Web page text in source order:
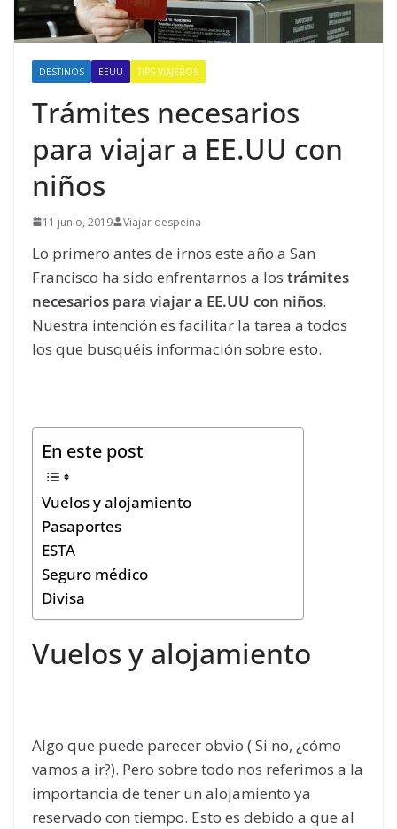
DESTINOS EEUU TIPS VIAJEROS
Trámites necesarios
para viajar a EE.UU con
niños
11 junio, 2019 Viajar despeina
Lo primero antes de irnos este año a San
Francisco ha sido enfrentarnos a los trámites
necesarios para viajar a EE.UU con niños.
Nuestra intención es facilitar la tarea a todos
los que busquéis información sobre esto.
En este post
Vuelos y alojamiento
Pasaportes
ESTA
Seguro médico
Divisa
Vuelos y alojamiento
Algo que puede parecer obvio ( Si no, ¿cómo
vamos a ir?). Pero sobre todo nos referimos a la
importancia de tener un alojamiento ya
reservado con tiempo. Esto es debido a que al